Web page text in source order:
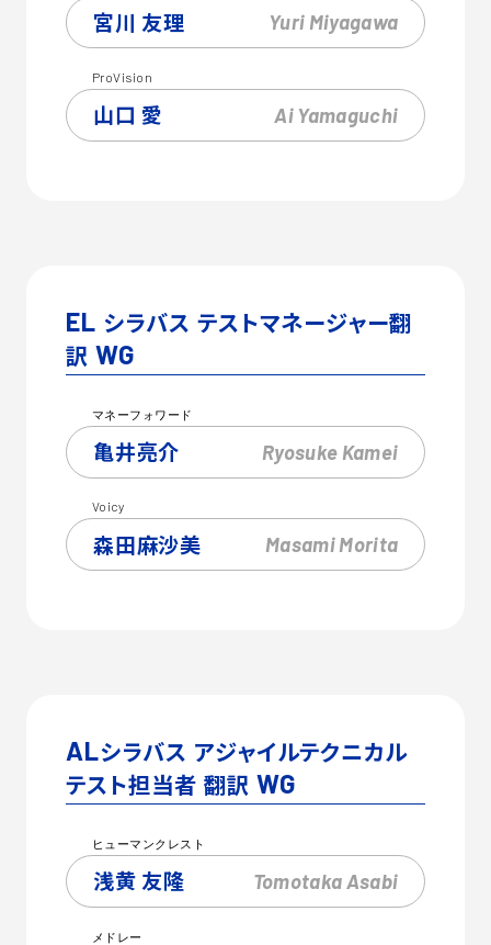
宮川 友理 Yuri Miyagawa
ProVision
山口 愛 Ai Yamaguchi
EL シラバス テストマネージャー翻
訳 WG
マネーフォワード
亀井亮介 Ryosuke Kamei
Voicy
森田麻沙美 MasamiMorita
ALシラバス アジャイルテクニカル
テスト担当者 翻訳 WG
ヒューマンクレスト
浅黄 友隆 TomotakaAsabi
メドレー